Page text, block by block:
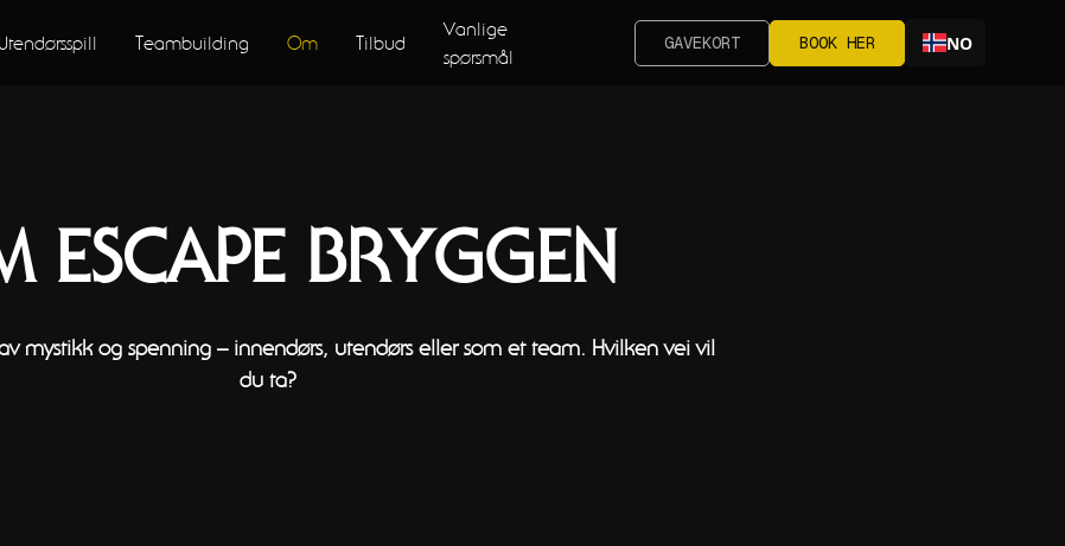
Teambuilding Om Tilbud
Vanlige
spørsmål
GAVEKORT BOOK HER NO
ESCAPE BRYGGEN
mystikk og spenning – innendørs, utendørs eller som et team. Hvilken vei vil
du ta?